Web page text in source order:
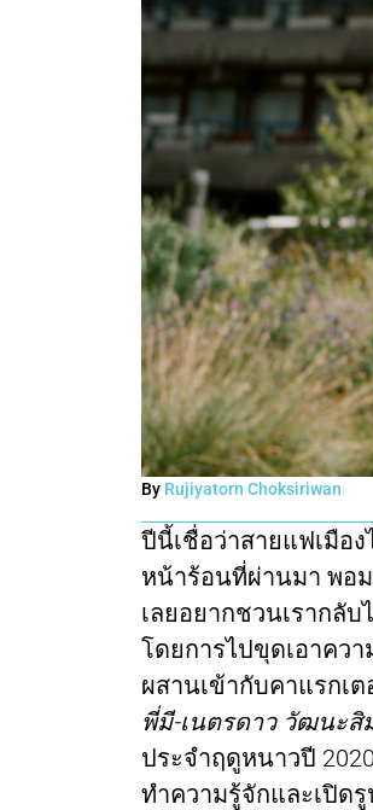
By Rujiyatorn Choksiriwan
ปีนี้เชื่อว่าสายแฟเมือ
หน้าร้อนที่ผ่านมา พอ
เลยอยากชวนเรากลั
โดยการไปขุดเอาคว
ผสานเข้ากับคาแรกเ
พี่มี-เนตรดาว วัฒนะสิ
ประจำฤดูหนาวปี
ทำความรู้จักและเปิด